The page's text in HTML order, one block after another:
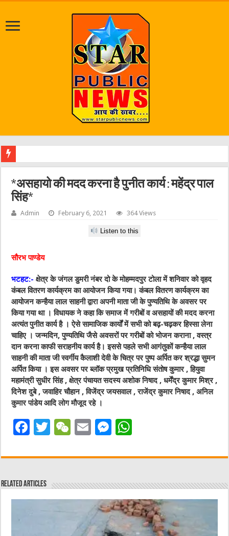
*असहायो की मदद करना है पुनीत कार्य : महेंद्र पाल
सिंह*
Admin February 6, 2021 364 Views
Listen to this
सौरभ पाण्डेय
भटहट:- क्षेत्र के जंगल डुमरी नंबर दो के मोहम्मदपुर टोला में शनिवार को वृहद
कंबल वितरण कार्यक्रम का आयोजन किया गया। कंबल वितरण कार्यक्रम का
आयोजन कन्हैया लाल साहनी द्वारा अपनी माता जी के पुण्यतिथि के अवसर पर
किया गया था । विधायक ने कहा कि समाज में गरीबों व असहायों की मदद करना
अत्यंत पुनीत कार्य है । ऐसे सामाजिक कार्यों में सभी को बढ़-चढ़कर हिस्सा लेना
चाहिए । जन्मदिन, पुण्यतिथि जैसे अवसरों पर गरीबों को भोजन कराना , वस्त्र
दान करना काफी सराहनीय कार्य है। इससे पहले सभी आगंतुकों कन्हैया लाल
साहनी की माता जी स्वर्गीय कैलाशी देवी के चित्र पर पुष्प अर्पित कर श्रद्धा सुमन
अर्पित किया । इस अवसर पर ब्लॉक प्रमुख प्रतिनिधि संतोष कुमार , हियुवा
महामंत्री सुधीर सिंह , क्षेत्र पंचायत सदस्य अशोक निषाद , धर्मेंद्र कुमार मिश्र ,
दिनेश दुबे , जवाहिर चौहान , विजेंद्र जयसवाल , राजेंद्र कुमार निषाद , अनिल
कुमार पांडेय आदि लोग मौजूद रहे ।
F
c
e
b
T
it
r
W
C
at
E
ai
M
ss
n
g
er
at
A
p
p
Related Articles